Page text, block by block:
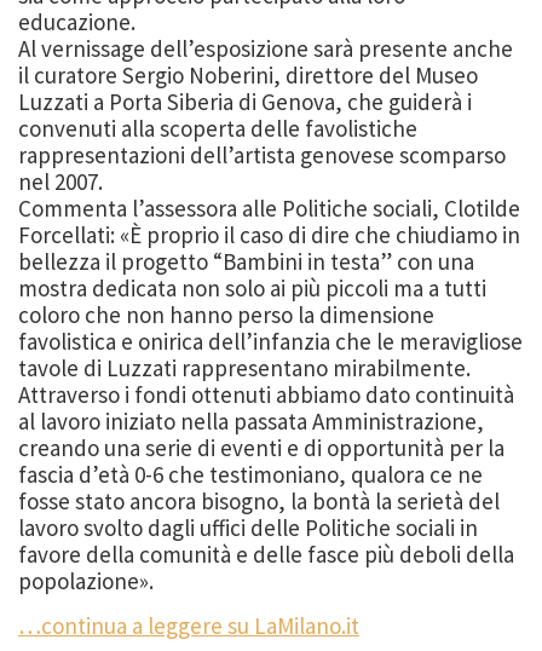
educazione.
Al vernissage dell’esposizione sarà presente anche
il curatore Sergio Noberini, direttore del Museo
Luzzati a Porta Siberia di Genova, che guiderà i
convenuti alla scoperta delle favolistiche
rappresentazioni dell’artista genovese scomparso
nel 2007.
Commenta l’assessora alle Politiche sociali, Clotilde
Forcellati: «È proprio il caso di dire che chiudiamo in
bellezza il progetto “Bambini in testa” con una
mostra dedicata non solo ai più piccoli ma a tutti
coloro che non hanno perso la dimensione
favolistica e onirica dell’infanzia che le meravigliose
tavole di Luzzati rappresentano mirabilmente.
Attraverso i fondi ottenuti abbiamo dato continuità
al lavoro iniziato nella passata Amministrazione,
creando una serie di eventi e di opportunità per la
fascia d’età 0-6 che testimoniano, qualora ce ne
fosse stato ancora bisogno, la bontà la serietà del
lavoro svolto dagli uffici delle Politiche sociali in
favore della comunità e delle fasce più deboli della
popolazione».
…continua a leggere su LaMilano.it